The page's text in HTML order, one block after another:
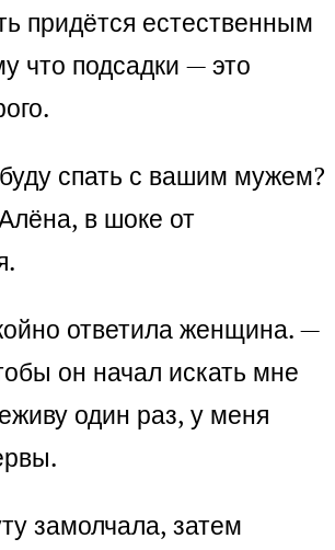
придётся естественным
что подсадки — это
спать с вашим мужем?
в шоке от
ответила женщина. —
он начал искать мне
один раз, у меня
замолчала, затем